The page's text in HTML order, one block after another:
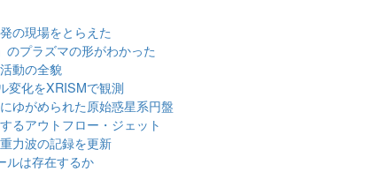
の現場をとらえた
プラズマの形がわかった
動の全貌
変化をXRISMで観測
ゆがめられた原始惑星系円盤
るアウトフロー・ジェット
力波の記録を更新
ルは存在するか